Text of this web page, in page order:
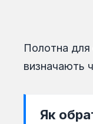
Полотна для
визначають
Як